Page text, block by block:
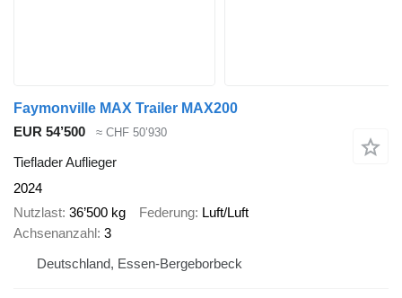
Faymonville MAX Trailer MAX200
EUR 54’500
≈ CHF 50’930
Tieflader Auflieger
2024
Nutzlast 36’500 kg Federung Luft/Luft
Achsenanzahl 3
Deutschland, Essen-Bergeborbeck